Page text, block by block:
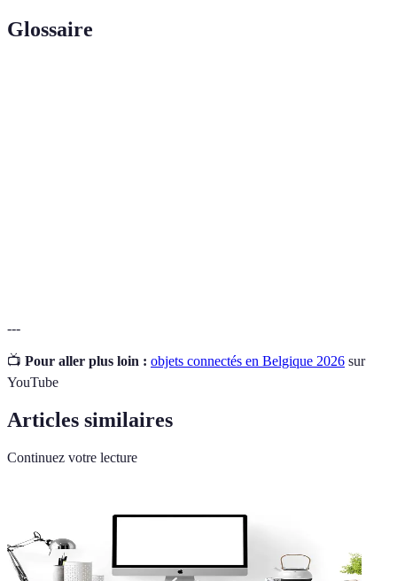
Glossaire
---
📺 Pour aller plus loin : objets connectés en Belgique 2026 sur
YouTube
Articles similaires
Continuez votre lecture